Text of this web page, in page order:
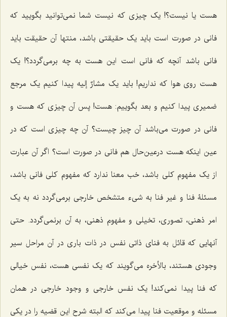
هست یا نیست؟! یک چیزى که نیست شما نمى‌توانید بگویید که
فانى در صورت است باید یک حقیقتى باشد، منتها آن حقیقت باید
فانى باشد آنچه که فانى است این هست به چه برمى‌گردد؟! یک
هست روی هوا که نداریم! باید یک مشارٌ إلیه پیدا کنیم یک مرجع
ضمیرى پیدا کنیم و بعد بگوییم: هست! پس آن چیزى که هست و
فانى در صورت مى‌باشد آن چیز چیست؟ آن چه چیزی است که در
عین اینکه هست درعین‌حال هم فانى در صورت است؟ اگر آن عبارت
از یک مفهوم کلى باشد، خب معنا ندارد که مفهوم کلى فانى باشد،
مسئلۀ فنا و غیر فنا به شىء متشخص خارجى برمى‌گردد نه به یک
امر ذهنى، تصوری، تخیلی و مفهوم ذهنى، به آن برنمى‌گردد. حتى
آنهایى که قائل به فناى ذاتى نفس در ذات بارى در آن مراحل سیر
وجودی هستند، بالأخره‌ مى‌گویند که یک نفسی هست، نفس خیالى
که فنا پیدا نمى‌کند! یک نفس خارجى و وجود خارجى در همان
مسئله و موقعیت فنا پیدا مى‌کند که البته شرح این قضیه را در یکى